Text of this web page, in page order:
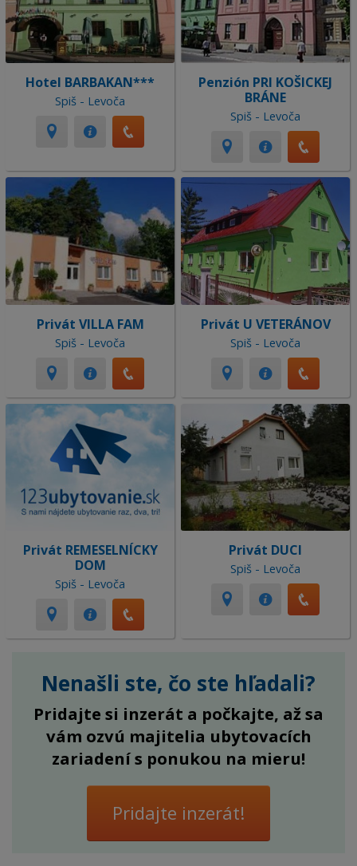
Hotel BARBAKAN***
Spiš - Levoča
Penzión PRI KOŠICKEJ
BRÁNE
Spiš - Levoča
Privát VILLA FAM
Spiš - Levoča
Privát U VETERÁNOV
Spiš - Levoča
Privát REMESELNÍCKY
DOM
Spiš - Levoča
Privát DUCI
Spiš - Levoča
Nenašli ste, čo ste hľadali?
Pridajte si inzerát a počkajte, až sa
vám ozvú majitelia ubytovacích
zariadení s ponukou na mieru!
Pridajte inzerát!